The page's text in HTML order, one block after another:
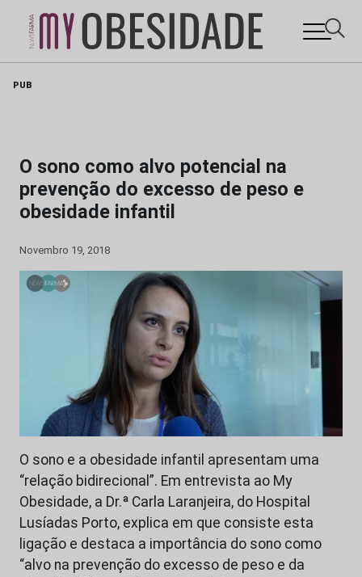
PUB
O sono como alvo potencial na
prevenção do excesso de peso e
obesidade infantil
Novembro 19, 2018
O sono e a obesidade infantil apresentam uma
“relação bidirecional”. Em entrevista ao My
Obesidade, a Dr.ª Carla Laranjeira, do Hospital
Lusíadas Porto, explica em que consiste esta
ligação e destaca a importância do sono como
“alvo na prevenção do excesso de peso e da